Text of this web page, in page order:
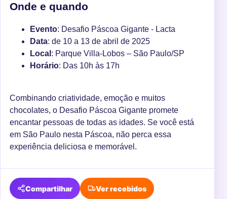
Onde e quando
Evento: Desafio Páscoa Gigante - Lacta
Data: de 10 a 13 de abril de 2025
Local : Parque Villa-Lobos – São Paulo/SP
Horário: Das 10h às 17h
Combinando criatividade, emoção e muitos
chocolates, o Desafio Páscoa Gigante promete
encantar pessoas de todas as idades. Se você está
em São Paulo nesta Páscoa, não perca essa
experiência deliciosa e memorável.
Compartilhar Ver recebidos